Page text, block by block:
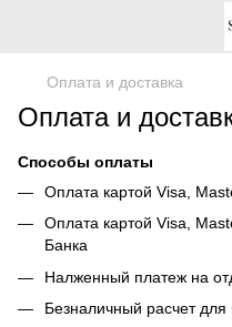
Оплата и доставка
Оплата и
Способы оплаты
Оплата картой Visa,
Оплата картой Visa,
Банка
Налженный платеж на
Безналичный расчет